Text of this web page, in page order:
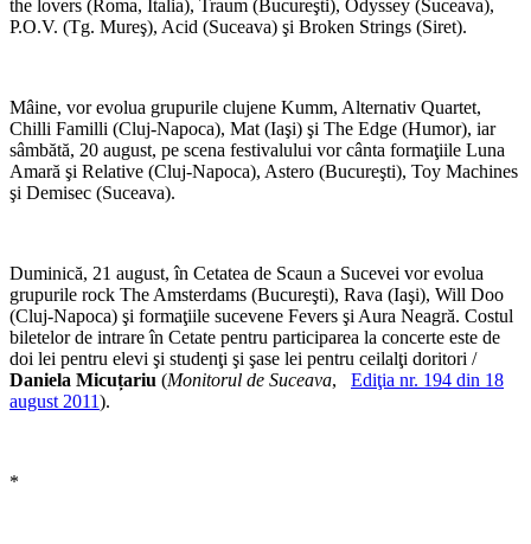
the lovers (Roma, Italia), Traum (Bucureşti), Odyssey (Suceava),
P.O.V. (Tg. Mureş), Acid (Suceava) şi Broken Strings (Siret).
Mâine, vor evolua grupurile clujene Kumm, Alternativ Quartet,
Chilli Familli (Cluj-Napoca), Mat (Iaşi) şi The Edge (Humor), iar
sâmbătă, 20 august, pe scena festivalului vor cânta formaţiile Luna
Amară şi Relative (Cluj-Napoca), Astero (Bucureşti), Toy Machines
şi Demisec (Suceava).
Duminică, 21 august, în Cetatea de Scaun a Sucevei vor evolua
grupurile rock The Amsterdams (Bucureşti), Rava (Iaşi), Will Doo
(Cluj-Napoca) şi formaţiile sucevene Fevers şi Aura Neagră. Costul
biletelor de intrare în Cetate pentru participarea la concerte este de
doi lei pentru elevi şi studenţi şi şase lei pentru ceilalţi doritori /
Daniela Micuțariu (Monitorul de Suceava, Ediţia nr. 194 din 18
august 2011).
*